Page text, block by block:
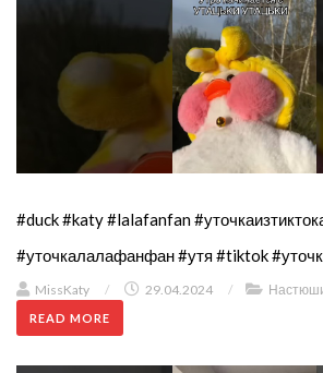
#duck #katy #lalafanfan
#уточкалалафанфан #утя #tiktok
MissKaty / 29.04.2024 /
READ MORE